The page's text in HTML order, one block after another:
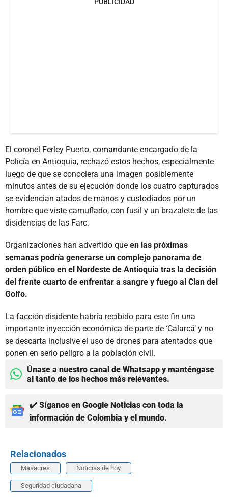
El coronel Ferley Puerto, comandante encargado de la
Policía en Antioquia, rechazó estos hechos, especialmente
luego de que se conociera una imagen posiblemente
minutos antes de su ejecución donde los cuatro capturados
se evidencian atados de manos y custodiados por un
hombre que viste camuflado, con fusil y un brazalete de las
disidencias de las Farc.
Organizaciones han advertido que en las próximas
semanas podría generarse un complejo panorama de
orden público en el Nordeste de Antioquia tras la decisión
del frente cuarto de enfrentar a sangre y fuego al Clan del
Golfo.
La facción disidente habría recibido para este fin una
importante inyección económica de parte de ‘Calarcá’ y no
se descarta inclusive el uso de drones para atentados que
ponen en serio peligro a la población civil.
Únase a nuestro canal de Whatsapp y manténgase
al tanto de los hechos más relevantes.
✔️ Síganos en Google Noticias con toda la
información de Colombia y el mundo.
Relacionados
Masacres Noticias de hoy
Seguridad ciudadana